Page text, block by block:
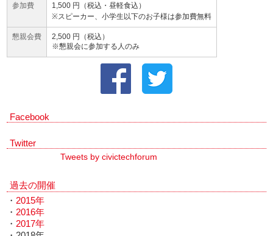
参加費
1,500 円（税込・昼軽食込）
※スピーカー、小学生以下のお子様は参加費無料
懇親会費
2,500 円（税込）
※懇親会に参加する人のみ
Facebook
Twitter
Tweets by civictechforum
過去の開催
・2015年
・2016年
・2017年